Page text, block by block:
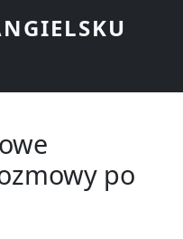
po